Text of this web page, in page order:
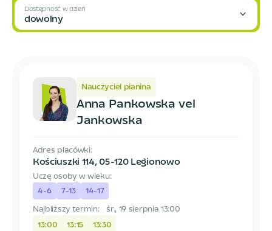
Dostępność w dzień
dowolny
Nauczyciel pianina
Anna Pankowska vel
Jankowska
Adres placówki:
Kościuszki 114, 05-120 Legionowo
Uczę osoby w wieku:
4-6
7-13
14-17
Najbliższy termin:
śr., 19 sierpnia 13:00
13:00
13:15 13:30